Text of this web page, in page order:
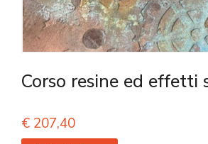
Corso resine ed effetti
€ 207,40